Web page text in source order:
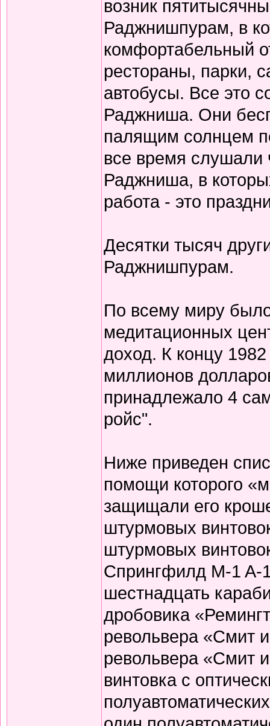
возник
Раджнишпурам, в
комфортабельный
рестораны, парки,
автобусы. Все это
Раджниша. Они
палящим солнцем
все время слушали
Раджниша, в
работа - это
Десятки тысяч
Раджнишпурам.
По всему миру
медитационных
доход. К концу 1982
миллионов
принадлежало 4
ройс".
Ниже приведен
помощи которого
защищали его
штурмовых
штурмовых
Спрингфилд M-1 A-
шестнадцать
дробовика
револьвера «Смит
револьвера «Смит
винтовка с